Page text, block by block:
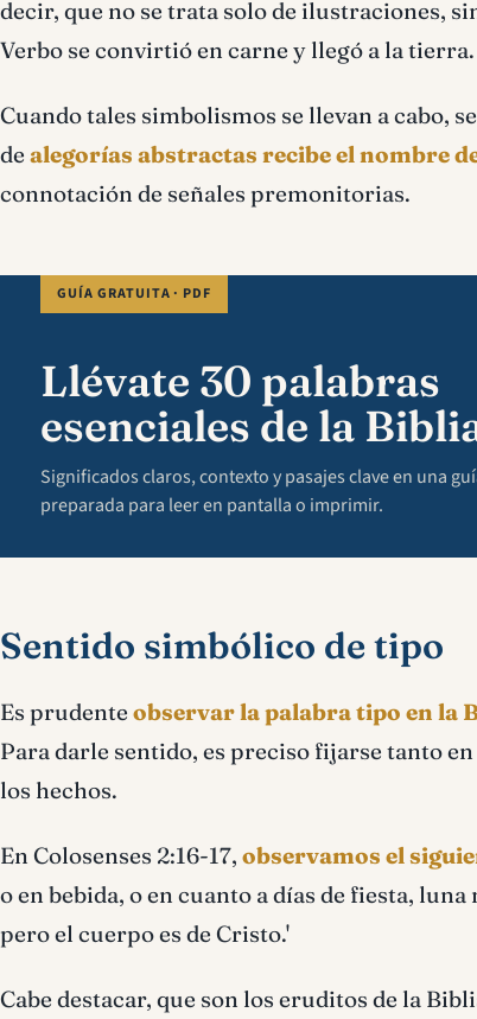
decir, que no se trata solo de ilustraciones,
Verbo se convirtió en carne y llegó a la tierra.
Cuando tales simbolismos se llevan a cabo,
de alegorías abstractas recibe el nombre
connotación de señales premonitorias.
GUÍA GRATUITA · PDF
Llévate 30 palabras
esenciales de la
Significados claros, contexto y pasajes clave en una
preparada para leer en pantalla o imprimir.
Sentido simbólico de tipo
Es prudente observar la palabra tipo en la
Para darle sentido, es preciso fijarse tanto
los hechos.
En Colosenses 2:16-17, observamos el
o en bebida, o en cuanto a días de fiesta,
pero el cuerpo es de Cristo.'
Cabe destacar, que son los eruditos de la